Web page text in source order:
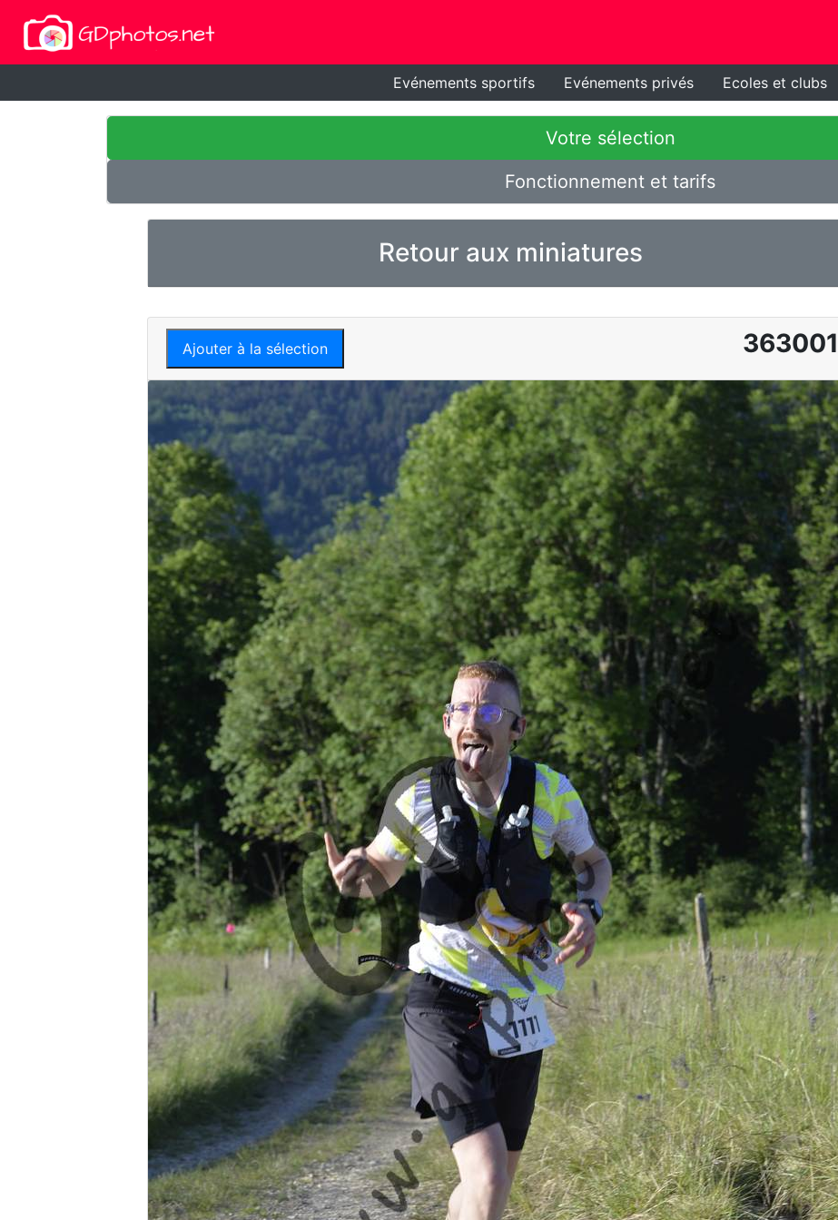
Evénements sportifs Evénements privés Ecoles et clubs
Votre sélection
Fonctionnement et tarifs
Retour aux miniatures
Ajouter à la sélection